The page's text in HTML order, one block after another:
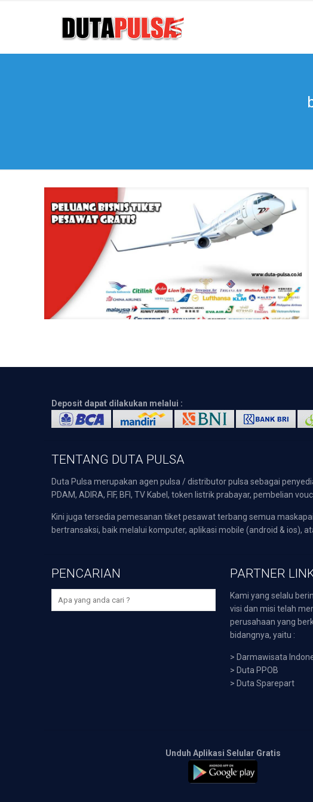
Deposit dapat dilakukan melalui :
TENTANG DUTA PULSA
Duta Pulsa merupakan agen pulsa / distributor pulsa sebagai
PDAM, ADIRA, FIF, BFI, TV Kabel, token listrik prabayar, pembelian
Kini juga tersedia pemesanan tiket pesawat terbang semua
bertransaksi, baik melalui komputer, aplikasi mobile (android & ios),
PENCARIAN PARTNER
Kami yang selalu
visi dan misi telah
perusahaan yang
bidangnya, yaitu :
> Darmawisata
> Duta PPOB
> Duta Sparepart
Unduh Aplikasi Selular Gratis